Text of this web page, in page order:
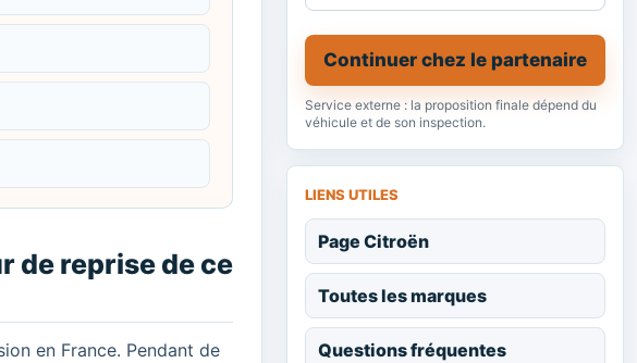
de reprise de ce
en France. Pendant de
Continuer chez le partenaire
Service externe : la proposition finale dépend du
véhicule et de son inspection.
LIENS UTILES
Page Citroën
Toutes les marques
Questions fréquentes